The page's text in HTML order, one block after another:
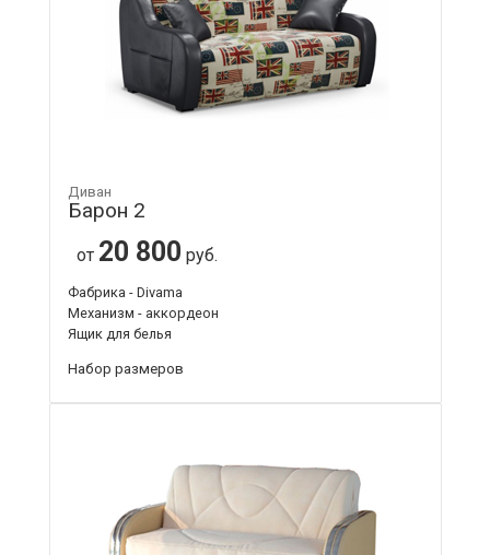
Диван
Барон 2
от 20 800 руб.
Фабрика - Divama
Механизм - аккордеон
Ящик для белья
Набор размеров